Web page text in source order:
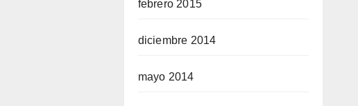
febrero 2015
diciembre 2014
mayo 2014